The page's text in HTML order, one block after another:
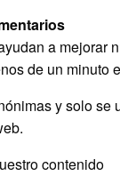
a mejorar
de un minuto
y solo se
contenido